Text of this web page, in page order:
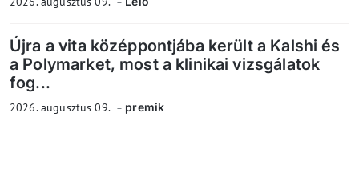
Újra a vita középpontjába került a Kalshi és
a Polymarket, most a klinikai vizsgálatok
fog...
2026. augusztus 09. premik